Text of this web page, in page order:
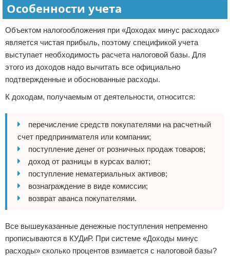
Особенности учета
Объектом налогообложения при «Доходах минус расходах»
является чистая прибыль, поэтому спецификой учета
выступает необходимость расчета налоговой базы. Для
этого из доходов надо вычитать все официально
подтвержденные и обоснованные расходы.
К доходам, получаемым от деятельности, относится:
перечисление средств покупателями на расчетный
счет предпринимателя или компании;
поступление денег от розничных продаж товаров;
доход от разницы в курсах валют;
поступление нематериальных активов;
вознаграждение в виде комиссии;
возврат аванса покупателями.
Все вышеуказанные денежные поступления непременно
прописываются в КУДиР. При системе «Доходы минус
расходы» сколько процентов взимается с налоговой базы?